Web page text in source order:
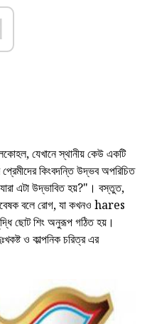
যেখানে স্থানীয় কেউ একটি
প্রেমীদের কিংবদন্তি উদ্ভব অপরিচিত
যারা এটা উদ্ভাবিত হয়?"। বস্তুত,
গবেষক বলে রোগ, যা কখনও hares
ছোট শিং অনুরূপ গঠিত হয়।
ও কাল্পনিক চরিত্র এর